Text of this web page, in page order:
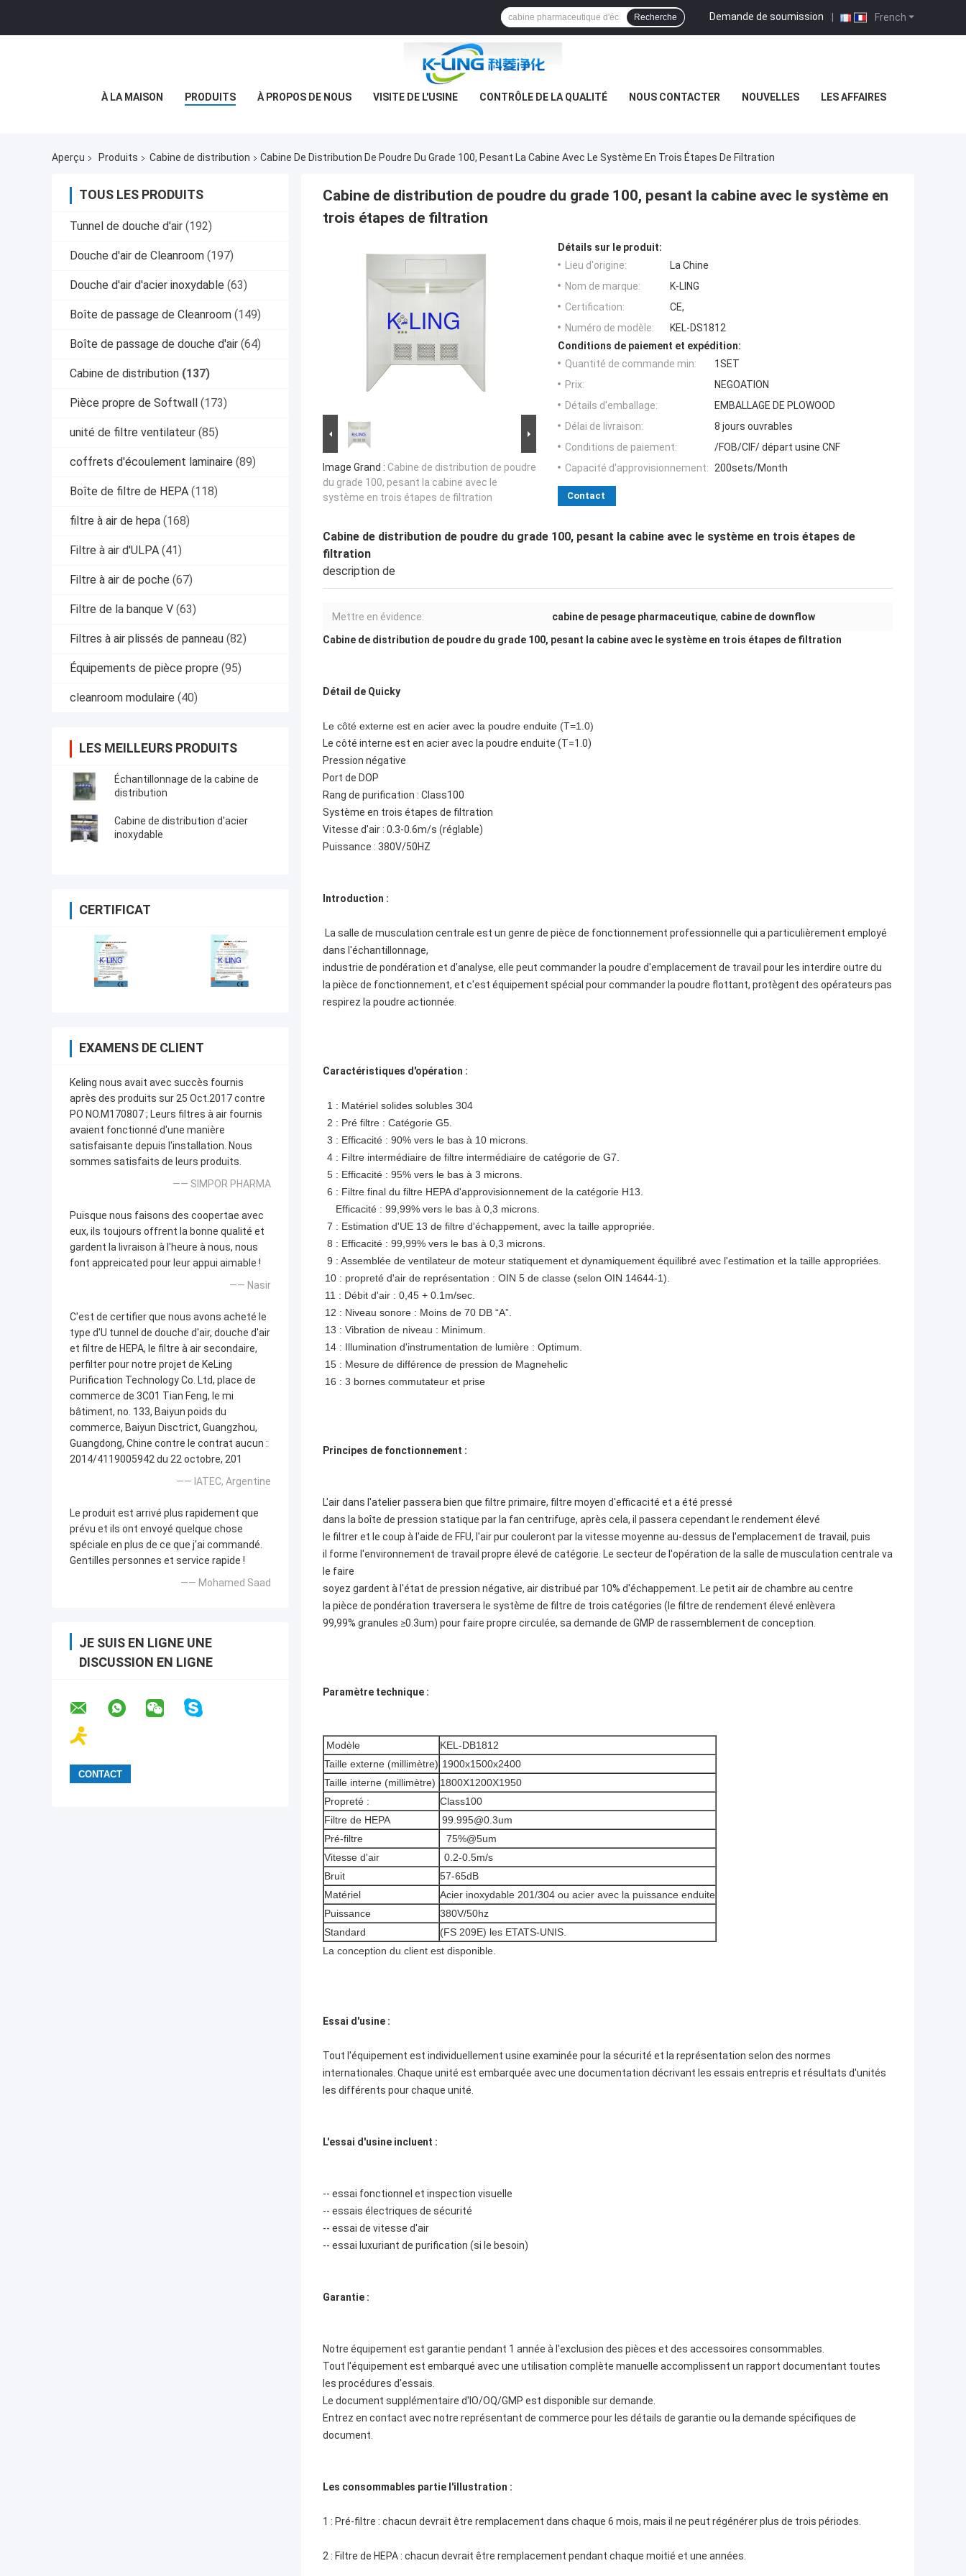
French
Demande de soumission |
Recherche
À LA MAISON PRODUITS À PROPOS DE NOUS VISITE DE L'USINE CONTRÔLE DE LA QUALITÉ NOUS CONTACTER NOUVELLES LES AFFAIRES
Aperçu Produits Cabine de distribution Cabine De Distribution De Poudre Du Grade 100, Pesant La Cabine Avec Le Système En Trois Étapes De Filtration
TOUS LES PRODUITS
Tunnel de douche d'air (192)
Douche d'air de Cleanroom (197)
Douche d'air d'acier inoxydable (63)
Boîte de passage de Cleanroom (149)
Boîte de passage de douche d'air (64)
Cabine de distribution (137)
Pièce propre de Softwall (173)
unité de filtre ventilateur (85)
coffrets d'écoulement laminaire (89)
Boîte de filtre de HEPA (118)
filtre à air de hepa (168)
Filtre à air d'ULPA (41)
Filtre à air de poche (67)
Filtre de la banque V (63)
Filtres à air plissés de panneau (82)
Équipements de pièce propre (95)
cleanroom modulaire (40)
LES MEILLEURS PRODUITS
Échantillonnage de la cabine de
distribution
Cabine de distribution d'acier
inoxydable
CERTIFICAT
EXAMENS DE CLIENT
Keling nous avait avec succès fournis
après des produits sur 25 Oct.2017 contre
PO NO.M170807 ; Leurs filtres à air fournis
avaient fonctionné d'une manière
satisfaisante depuis l'installation. Nous
sommes satisfaits de leurs produits.
—— SIMPOR PHARMA
Puisque nous faisons des coopertae avec
eux, ils toujours offrent la bonne qualité et
gardent la livraison à l'heure à nous, nous
font appreicated pour leur appui aimable !
—— Nasir
C'est de certifier que nous avons acheté le
type d'U tunnel de douche d'air, douche d'air
et filtre de HEPA, le filtre à air secondaire,
perfilter pour notre projet de KeLing
Purification Technology Co. Ltd, place de
commerce de 3C01 Tian Feng, le mi
bâtiment, no. 133, Baiyun poids du
commerce, Baiyun Disctrict, Guangzhou,
Guangdong, Chine contre le contrat aucun :
2014/4119005942 du 22 octobre, 201
—— IATEC, Argentine
Le produit est arrivé plus rapidement que
prévu et ils ont envoyé quelque chose
spéciale en plus de ce que j'ai commandé.
Gentilles personnes et service rapide !
—— Mohamed Saad
JE SUIS EN LIGNE UNE
DISCUSSION EN LIGNE
Cabine de distribution de poudre du grade 100, pesant la cabine avec le système en
trois étapes de filtration
Image Grand : Cabine de distribution de poudre
du grade 100, pesant la cabine avec le
système en trois étapes de filtration
Détails sur le produit:
Lieu d'origine:
La Chine
Nom de marque:
K-LING
Certification:
CE,
Numéro de modèle:
KEL-DS1812
Conditions de paiement et expédition:
Quantité de commande min:
1SET
Prix:
NEGOATION
Détails d'emballage:
EMBALLAGE DE PLOWOOD
Délai de livraison:
8 jours ouvrables
Conditions de paiement:
/FOB/CIF/ départ usine CNF
Capacité d'approvisionnement: 200sets/Month
Contact
Cabine de distribution de poudre du grade 100, pesant la cabine avec le système en trois étapes de
filtration
description de
Mettre en évidence: cabine de pesage pharmaceutique, cabine de downflow
Cabine de distribution de poudre du grade 100, pesant la cabine avec le système en trois étapes de filtration
Détail de Quicky
Le côté externe est en acier avec la poudre enduite (T=1.0)
Le côté interne est en acier avec la poudre enduite (T=1.0)
Pression négative
Port de DOP
Rang de purification : Class100
Système en trois étapes de filtration
Vitesse d'air : 0.3-0.6m/s (réglable)
Puissance : 380V/50HZ
Introduction :
La salle de musculation centrale est un genre de pièce de fonctionnement professionnelle qui a particulièrement employé
dans l'échantillonnage,
industrie de pondération et d'analyse, elle peut commander la poudre d'emplacement de travail pour les interdire outre du
la pièce de fonctionnement, et c'est équipement spécial pour commander la poudre flottant, protègent des opérateurs pas
respirez la poudre actionnée.
Caractéristiques d'opération :
1 : Matériel solides solubles 304
2 : Pré filtre : Catégorie G5.
3 : Efficacité : 90% vers le bas à 10 microns.
4 : Filtre intermédiaire de filtre intermédiaire de catégorie de G7.
5 : Efficacité : 95% vers le bas à 3 microns.
6 : Filtre final du filtre HEPA d'approvisionnement de la catégorie H13.
Efficacité : 99,99% vers le bas à 0,3 microns.
7 : Estimation d'UE 13 de filtre d'échappement, avec la taille appropriée.
8 : Efficacité : 99,99% vers le bas à 0,3 microns.
9 : Assemblée de ventilateur de moteur statiquement et dynamiquement équilibré avec l'estimation et la taille appropriées.
10 : propreté d'air de représentation : OIN 5 de classe (selon OIN 14644-1).
11 : Débit d'air : 0,45 + 0.1m/sec.
12 : Niveau sonore : Moins de 70 DB “A”.
13 : Vibration de niveau : Minimum.
14 : Illumination d'instrumentation de lumière : Optimum.
15 : Mesure de différence de pression de Magnehelic
16 : 3 bornes commutateur et prise
Principes de fonctionnement :
L'air dans l'atelier passera bien que filtre primaire, filtre moyen d'efficacité et a été pressé
dans la boîte de pression statique par la fan centrifuge, après cela, il passera cependant le rendement élevé
le filtrer et le coup à l'aide de FFU, l'air pur couleront par la vitesse moyenne au-dessus de l'emplacement de travail, puis
il forme l'environnement de travail propre élevé de catégorie. Le secteur de l'opération de la salle de musculation centrale va
le faire
soyez gardent à l'état de pression négative, air distribué par 10% d'échappement. Le petit air de chambre au centre
la pièce de pondération traversera le système de filtre de trois catégories (le filtre de rendement élevé enlèvera
99,99% granules ≥0.3um) pour faire propre circulée, sa demande de GMP de rassemblement de conception.
Paramètre technique :
Modèle
KEL-DB1812
Taille externe (millimètre) 1900x1500x2400
Taille interne (millimètre) 1800X1200X1950
Propreté :
Class100
Filtre de HEPA
99.995@0.3um
Pré-filtre
75%@5um
Vitesse d'air
0.2-0.5m/s
Bruit
57-65dB
Matériel
Acier inoxydable 201/304 ou acier avec la puissance enduite
Puissance
380V/50hz
Standard
(FS 209E) les ETATS-UNIS.
La conception du client est disponible.
Essai d'usine :
Tout l'équipement est individuellement usine examinée pour la sécurité et la représentation selon des normes
internationales. Chaque unité est embarquée avec une documentation décrivant les essais entrepris et résultats d'unités
les différents pour chaque unité.
L'essai d'usine incluent :
-- essai fonctionnel et inspection visuelle
-- essais électriques de sécurité
-- essai de vitesse d'air
-- essai luxuriant de purification (si le besoin)
Garantie :
Notre équipement est garantie pendant 1 année à l'exclusion des pièces et des accessoires consommables.
Tout l'équipement est embarqué avec une utilisation complète manuelle accomplissent un rapport documentant toutes
les procédures d'essais.
Le document supplémentaire d'IO/OQ/GMP est disponible sur demande.
Entrez en contact avec notre représentant de commerce pour les détails de garantie ou la demande spécifiques de
document.
Les consommables partie l'illustration :
1 : Pré-filtre : chacun devrait être remplacement dans chaque 6 mois, mais il ne peut régénérer plus de trois périodes.
2 : Filtre de HEPA : chacun devrait être remplacement pendant chaque moitié et une années.